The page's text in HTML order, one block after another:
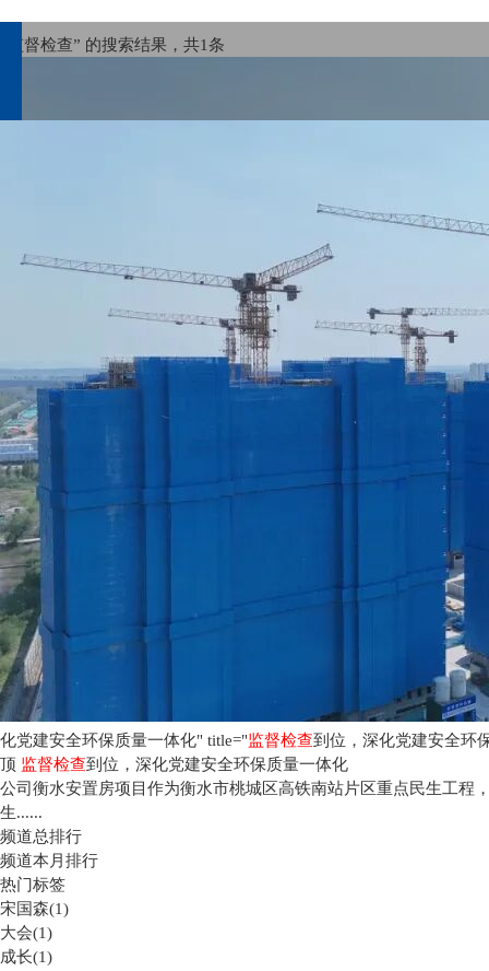
“监督检查” 的搜索结果，共1条
化党建安全环保质量一体化" title="监督检查到位，深化党建安全环
顶 监督检查到位，深化党建安全环保质量一体化
公司衡水安置房项目作为衡水市桃城区高铁南站片区重点民生工程
生......
频道总排行
频道本月排行
热门标签
宋国森(1)
大会(1)
成长(1)